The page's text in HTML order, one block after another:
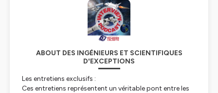
ABOUT DES INGÉNIEURS ET SCIENTIFIQUES
D'EXCEPTIONS
Les entretiens exclusifs :
Ces entretiens représentent un véritable pont entre les